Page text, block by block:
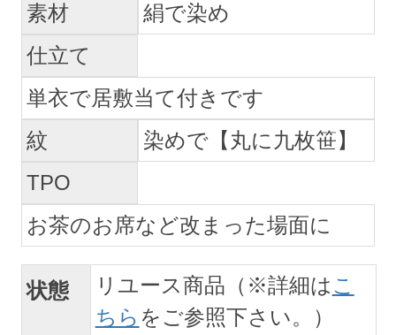
素材
絹で染め
仕立て
単衣で居敷当て付きです
紋
染めで【丸に九枚笹】
TPO
お茶のお席など改まった場面に
状態 リユース商品（※詳細は こ
ちら をご参照下さい。）